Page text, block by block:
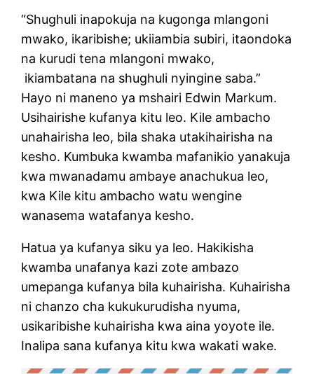
“Shughuli inapokuja na kugonga mlangoni
mwako, ikaribishe; ukiiambia subiri, itaondoka
na kurudi tena mlangoni mwako,
ikiambatana na shughuli nyingine saba.”
Hayo ni maneno ya mshairi Edwin Markum.
Usihairishe kufanya kitu leo. Kile ambacho
unahairisha leo, bila shaka utakihairisha na
kesho. Kumbuka kwamba mafanikio yanakuja
kwa mwanadamu ambaye anachukua leo,
kwa Kile kitu ambacho watu wengine
wanasema watafanya kesho.
Hatua ya kufanya siku ya leo. Hakikisha
kwamba unafanya kazi zote ambazo
umepanga kufanya bila kuhairisha. Kuhairisha
ni chanzo cha kukukurudisha nyuma,
usikaribishe kuhairisha kwa aina yoyote ile.
Inalipa sana kufanya kitu kwa wakati wake.